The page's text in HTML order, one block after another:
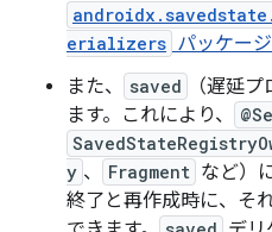
erializers パッケージ
また、
saved
（遅延
ます。これにより、
y 、 Fragment など）
終了と再作成時に、そ